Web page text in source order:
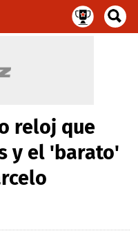
reloj que
y el 'barato'